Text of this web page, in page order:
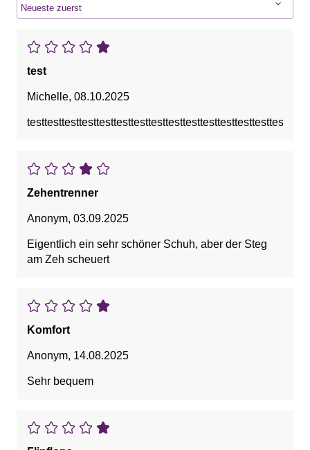
test
Michelle, 08.10.2025
Zehentrenner
Anonym, 03.09.2025
Eigentlich ein sehr schöner Schuh, aber der Steg
am Zeh scheuert
Komfort
Anonym, 14.08.2025
Sehr bequem